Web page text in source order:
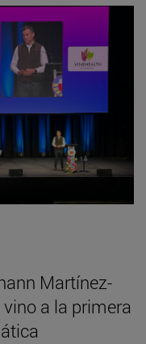
Martínez-
a la primera